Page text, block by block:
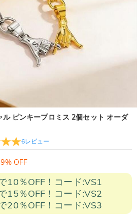
ピンキープロミス 2個セット オーダ
6レビュー
OFF
10％OFF！コード:VS1
15％OFF！コード:VS2
20％OFF！コード:VS3